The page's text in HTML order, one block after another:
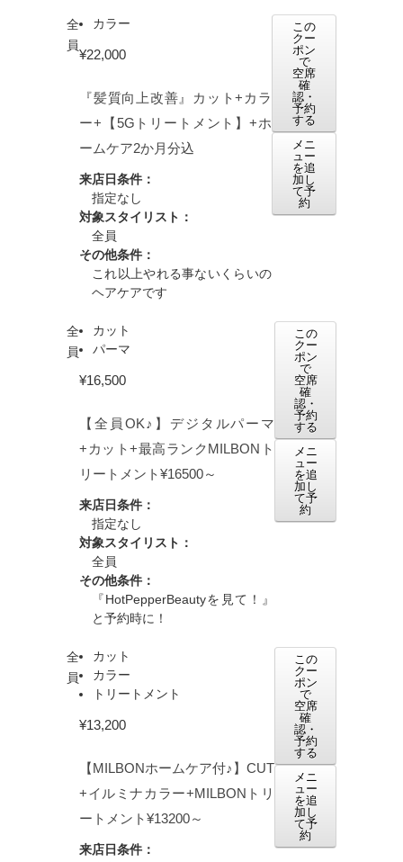
全
員
カラー
¥22,000
『髪質向上改善』カット+カラ
ー+【5Gトリートメント】+ホ
ームケア2か月分込
来店日条件：
指定なし
対象スタイリスト：
全員
その他条件：
これ以上やれる事ないくらいの
ヘアケアです
この
クー
ポン
で
空席
確
認・
予約
する
メニ
ュー
を追
加し
て予
約
全
員
カット
パーマ
¥16,500
【全員OK♪】デジタルパーマ
+カット+最高ランクMILBONト
リートメント¥16500～
来店日条件：
指定なし
対象スタイリスト：
全員
その他条件：
『HotPepperBeautyを見て！』
と予約時に！
この
クー
ポン
で
空席
確
認・
予約
する
メニ
ュー
を追
加し
て予
約
全
員
カット
カラー
トリートメント
¥13,200
【MILBONホームケア付♪】CUT
+イルミナカラー+MILBONトリ
ートメント¥13200～
来店日条件：
この
クー
ポン
で
空席
確
認・
予約
する
メニ
ュー
を追
加し
て予
約